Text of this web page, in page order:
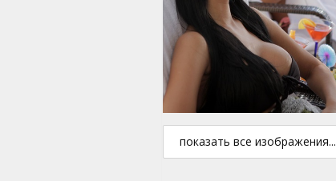
показать все изображения...